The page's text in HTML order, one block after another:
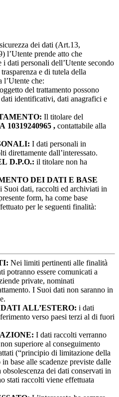
dei dati (Art.13,
l’Utente prende atto che
i dati personali dell’Utente secondo
e di tutela della
l’Utente che:
oggetto del trattamento possono
identificativi, dati anagrafici e
Il titolare del
10319240965 , contattabile alla
I dati personali in
direttamente dall’interessato.
D.P.O.: il titolare non ha
DEI DATI E BASE
Suoi dati, raccolti ed archiviati in
form, ha come base
per le seguenti finalità:
Nei limiti pertinenti alle finalità
potranno essere comunicati a
private, nominati
I Suoi dati non saranno in
ALL’ESTERO: i dati
verso paesi terzi al di fuori
I dati raccolti verranno
superiore al conseguimento
(“principio di limitazione della
base alle scadenze previste dalle
dei dati conservati in
stati raccolti viene effettuata